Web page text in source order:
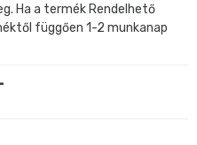
Ha a termék Rendelhető
függően 1-2 munkanap